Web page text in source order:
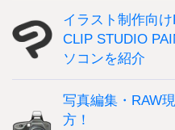
イラスト制作向け
CLIP STUDIO
ソコンを紹介
写真編集・RAW
方！